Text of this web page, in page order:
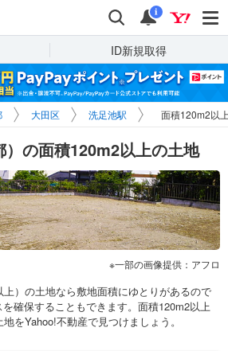
検索 通知
i
ID新規取得
大田区 洗足池駅 面積120m2以
の面積120m2以上の土地
一部の画像提供：アフロ
）の土地なら敷地面積にゆとりがあるので
確保することもできます。面積120m2以上
をYahoo!不動産で見つけましょう。